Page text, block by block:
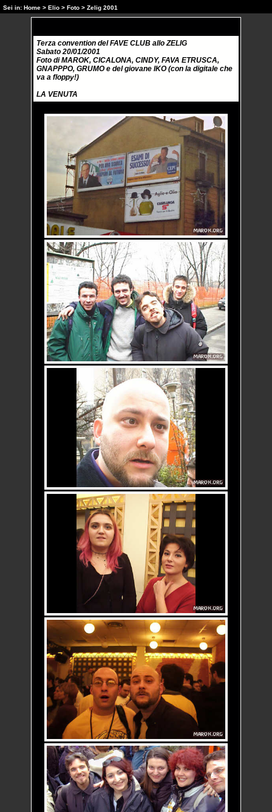
Sei in: Home > Elio > Foto > Zelig 2001
Terza convention del FAVE CLUB allo ZELIG
Sabato 20/01/2001
Foto di MAROK, CICALONA, CINDY, FAVA ETRUSCA,
GNAPPPO, GRUMO e del giovane IKO (con la digitale che
va a floppy!)
LA VENUTA